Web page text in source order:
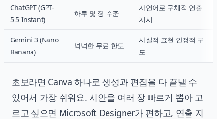
ChatGPT (GPT-
5.5 Instant)
하루 몇 장 수준
자연어로 구체적 연출
지시
Gemini 3 (Nano
Banana)
넉넉한 무료 한도
사실적 표현·안정적 구
도
초보라면 Canva 하나로 생성과 편집을 다 끝낼 수
있어서 가장 쉬워요. 시안을 여러 장 빠르게 뽑아 고
르고 싶으면 Microsoft Designer가 편하고, 연출 지